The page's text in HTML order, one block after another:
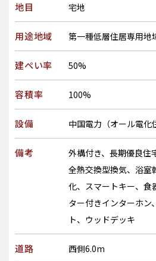
地目 宅地
用途地域 第一種低層住居専用地
建ぺい率 50%
容積率 100%
設備 中国電力（オール電化
備考
外構付き、長期優良住
全熱交換型換気、浴室
化、スマートキー、食
ター付きインターホン
ト、ウッドデッキ
道路 西側6.0m